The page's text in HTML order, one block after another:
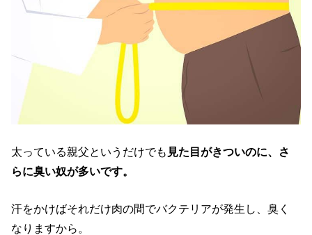
太っている親父というだけでも 見た目がきついのに、さ
らに臭い奴が多いです。
汗をかけばそれだけ肉の間でバクテリアが発生し、臭く
なりますから。